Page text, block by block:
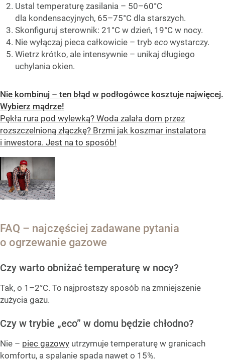
Ustal temperaturę zasilania – 50–60°C
dla kondensacyjnych, 65–75°C dla starszych.
Skonfiguruj sterownik: 21°C w dzień, 19°C w nocy.
Nie wyłączaj pieca całkowicie – tryb eco wystarczy.
Wietrz krótko, ale intensywnie – unikaj długiego
uchylania okien.
Nie kombinuj – ten błąd w podłogówce kosztuje najwięcej.
Wybierz mądrze!
Pękła rura pod wylewką? Woda zalała dom przez
rozszczelnioną złączkę? Brzmi jak koszmar instalatora
i inwestora. Jest na to sposób!
FAQ – najczęściej zadawane pytania
o ogrzewanie gazowe
Czy warto obniżać temperaturę w nocy?
Tak, o 1–2°C. To najprostszy sposób na zmniejszenie
zużycia gazu.
Czy w trybie „eco” w domu będzie chłodno?
Nie – piec gazowy utrzymuje temperaturę w granicach
komfortu, a spalanie spada nawet o 15%.